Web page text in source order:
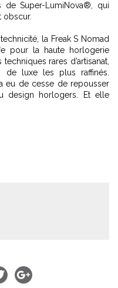
Super-LumiNova®, qui
obscur.
la Freak S Nomad
pour la haute horlogerie
rares d’artisanat,
de luxe les plus raffinés.
eu de cesse de repousser
design horlogers. Et elle